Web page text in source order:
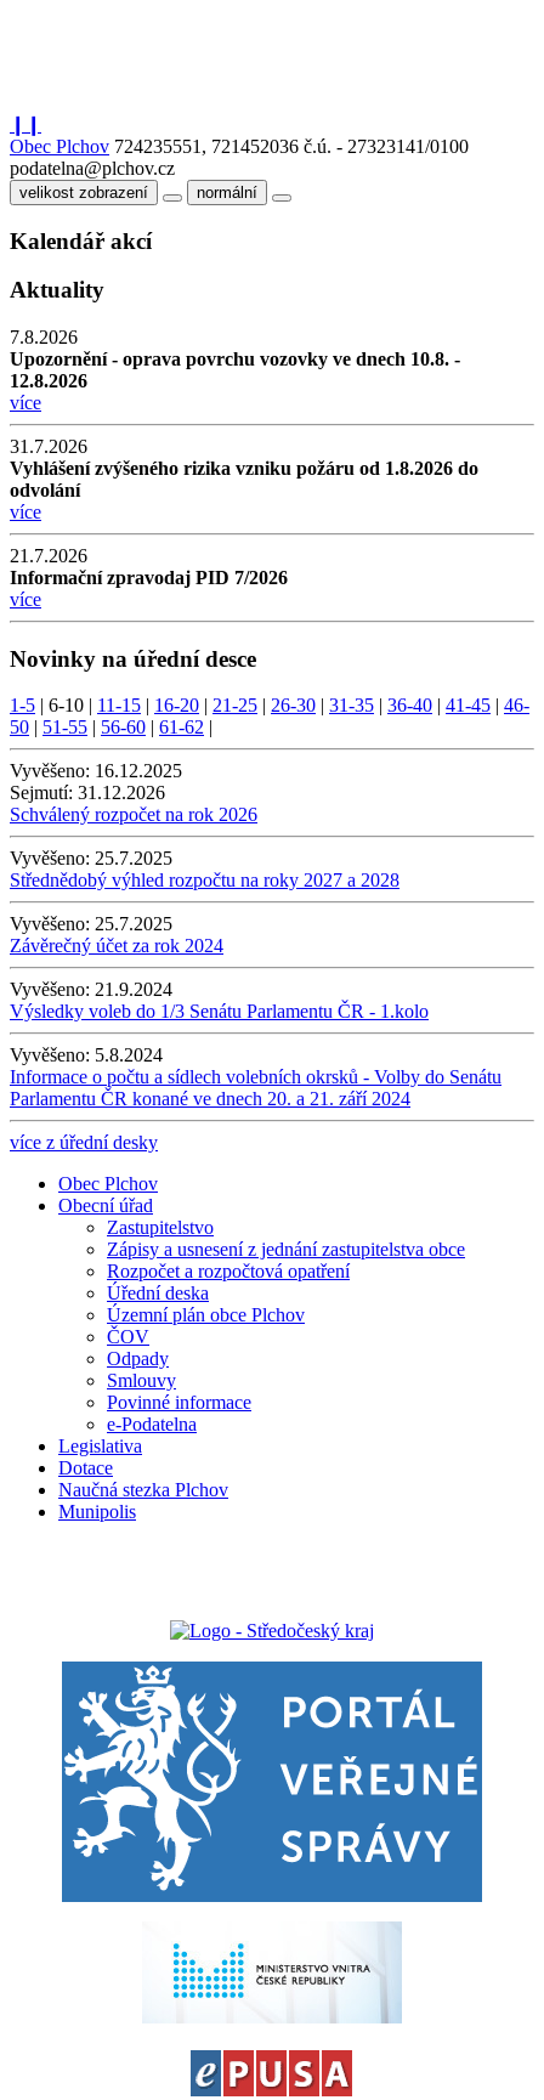
Obec Plchov 724235551, 721452036 č.ú. - 27323141/0100
podatelna@plchov.cz
velikost zobrazení normální
Kalendář akcí
Aktuality
7.8.2026
Upozornění - oprava povrchu vozovky ve dnech 10.8. -
12.8.2026
více
31.7.2026
Vyhlášení zvýšeného rizika vzniku požáru od 1.8.2026 do
odvolání
více
21.7.2026
Informační zpravodaj PID 7/2026
více
Novinky na úřední desce
1-5 6-10 11-15 16-20 21-25 26-30 31-35 36-40 41-45
46-
50
51-55 56-60 61-62
Vyvěšeno: 16.12.2025
Sejmutí: 31.12.2026
Schválený rozpočet na rok 2026
Vyvěšeno: 25.7.2025
Střednědobý výhled rozpočtu na roky 2027 a 2028
Vyvěšeno: 25.7.2025
Závěrečný účet za rok 2024
Vyvěšeno: 21.9.2024
Výsledky voleb do 1/3 Senátu Parlamentu ČR - 1.kolo
Vyvěšeno: 5.8.2024
Informace o počtu a sídlech volebních okrsků - Volby do Senátu
Parlamentu ČR konané ve dnech 20. a 21. září 2024
více z úřední desky
Obec Plchov
Obecní úřad
Zastupitelstvo
Zápisy a usnesení z jednání zastupitelstva obce
Rozpočet a rozpočtová opatření
Úřední deska
Územní plán obce Plchov
ČOV
Odpady
Smlouvy
Povinné informace
e-Podatelna
Legislativa
Dotace
Naučná stezka Plchov
Munipolis